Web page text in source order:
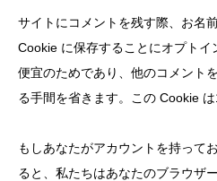
サイトにコメントを残す際、お名
Cookie に保存することにオプト
便宜のためであり、他のコメント
る手間を省きます。この Cookie は
もしあなたがアカウントを持って
ると、私たちはあなたのブラウザ